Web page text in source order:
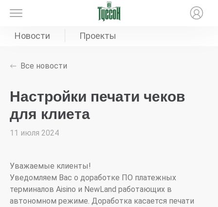
Новости Проекты
Все новости
Настройки печати чеков
для клиета
11 июля 2024
Уважаемые клиенты!
Уведомляем Вас о доработке ПО платежных
терминалов Aisino и NewLand работающих в
автономном режиме. Доработка касается печати